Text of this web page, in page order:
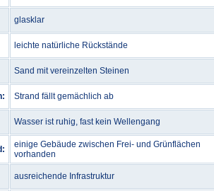
glasklar
leichte natürliche Rückstände
Sand mit vereinzelten Steinen
Strand fällt gemächlich ab
Wasser ist ruhig, fast kein Wellengang
einige Gebäude zwischen Frei- und Grünflächen
vorhanden
ausreichende Infrastruktur